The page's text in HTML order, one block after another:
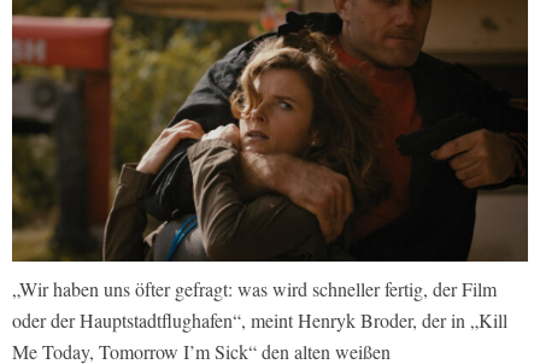
„Wir haben uns öfter gefragt: was wird schneller fertig, der Film
oder der Hauptstadtflughafen“, meint Henryk Broder, der in „Kill
Me Today, Tomorrow I’m Sick“ den alten weißen